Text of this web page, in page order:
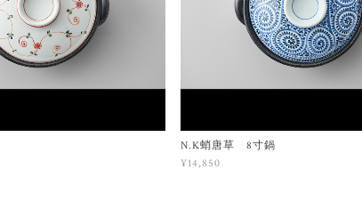
N.K蛸唐草 8寸鍋
¥14,850